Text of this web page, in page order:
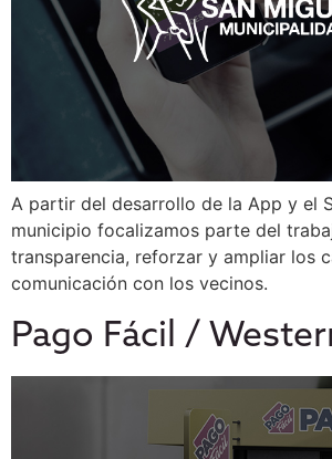
A partir del desarrollo de la App y el
municipio focalizamos parte del
transparencia, reforzar y ampliar los
comunicación con los vecinos.
Pago Fácil /